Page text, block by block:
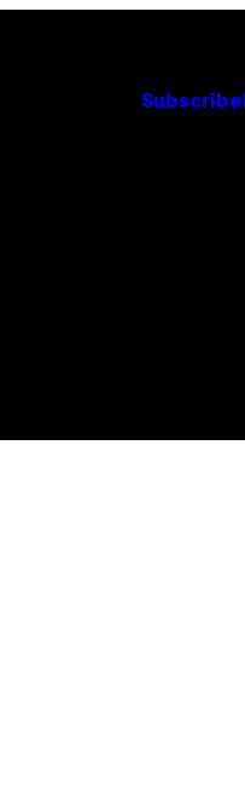
Subscribe